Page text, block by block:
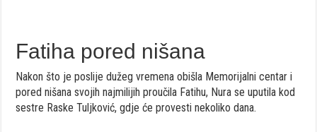
Fatiha pored nišana
Nakon što je poslije dužeg vremena obišla Memorijalni centar i
pored nišana svojih najmilijih proučila Fatihu, Nura se uputila kod
sestre Raske Tuljković, gdje će provesti nekoliko dana.